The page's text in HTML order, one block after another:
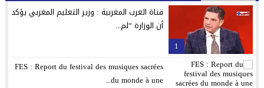
1
قناة العرب المغربية : وزير التعليم المغربي يؤكد
أن الوزارة “لم...
FES : Report du festival des musiques sacrées
du monde à une...